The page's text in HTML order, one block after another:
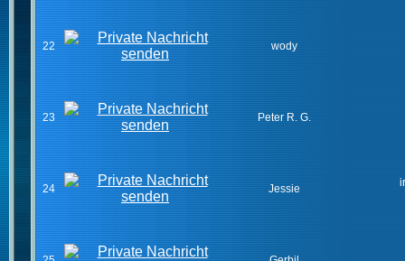
22 wody
23 Peter R. G.
24 Jessie